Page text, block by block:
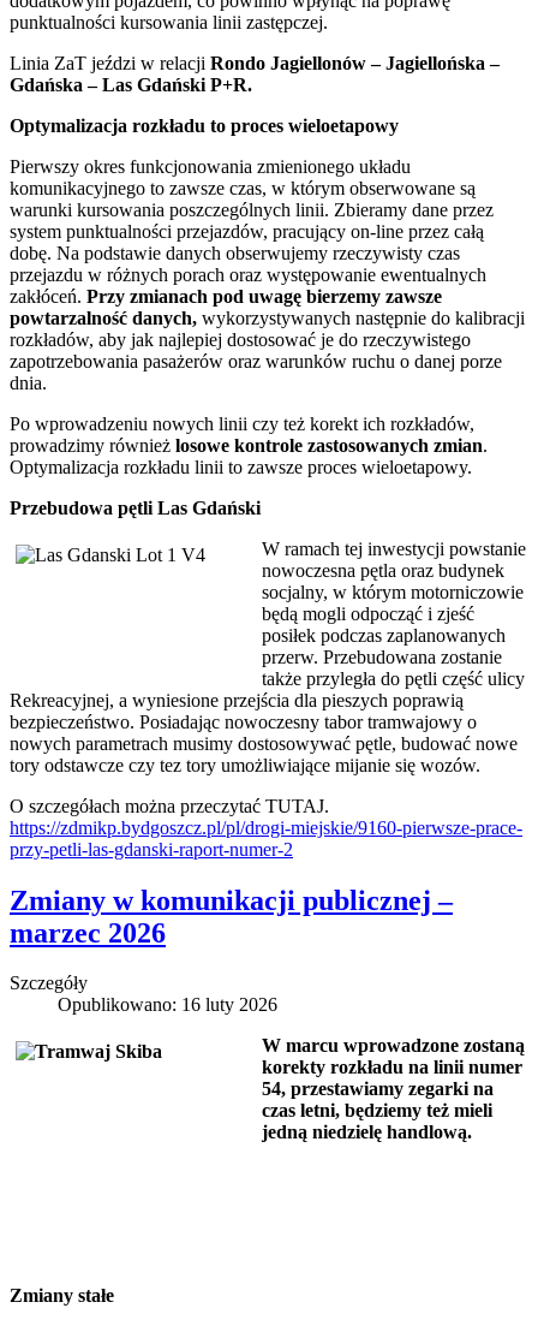
punktualności kursowania linii zastępczej.
Linia ZaT jeździ w relacji Rondo Jagiellonów – Jagiellońska –
Gdańska – Las Gdański P+R.
Optymalizacja rozkładu to proces wieloetapowy
Pierwszy okres funkcjonowania zmienionego układu
komunikacyjnego to zawsze czas, w którym obserwowane są
warunki kursowania poszczególnych linii. Zbieramy dane przez
system punktualności przejazdów, pracujący on-line przez całą
dobę. Na podstawie danych obserwujemy rzeczywisty czas
przejazdu w różnych porach oraz występowanie ewentualnych
zakłóceń. Przy zmianach pod uwagę bierzemy zawsze
powtarzalność danych, wykorzystywanych następnie do kalibracji
rozkładów, aby jak najlepiej dostosować je do rzeczywistego
zapotrzebowania pasażerów oraz warunków ruchu o danej porze
dnia.
Po wprowadzeniu nowych linii czy też korekt ich rozkładów,
prowadzimy również losowe kontrole zastosowanych zmian.
Optymalizacja rozkładu linii to zawsze proces wieloetapowy.
Przebudowa pętli Las Gdański
W ramach tej inwestycji powstanie
nowoczesna pętla oraz budynek
socjalny, w którym motorniczowie
będą mogli odpocząć i zjeść
posiłek podczas zaplanowanych
przerw. Przebudowana zostanie
także przyległa do pętli część ulicy
Rekreacyjnej, a wyniesione przejścia dla pieszych poprawią
bezpieczeństwo. Posiadając nowoczesny tabor tramwajowy o
nowych parametrach musimy dostosowywać pętle, budować nowe
tory odstawcze czy tez tory umożliwiające mijanie się wozów.
O szczegółach można przeczytać TUTAJ.
https://zdmikp.bydgoszcz.pl/pl/drogi-miejskie/9160-pierwsze-prace-
przy-petli-las-gdanski-raport-numer-2
Zmiany w komunikacji publicznej –
marzec 2026
Szczegóły
Opublikowano: 16 luty 2026
W marcu wprowadzone zostaną
korekty rozkładu na linii numer
54, przestawiamy zegarki na
czas letni, będziemy też mieli
jedną niedzielę handlową.
Zmiany stałe